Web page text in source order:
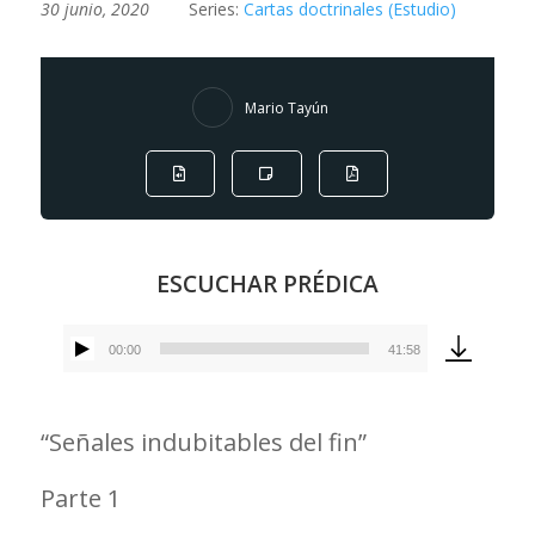
30 junio, 2020 Series: Cartas doctrinales (Estudio)
Mario Tayún
ESCUCHAR PRÉDICA
Reproductor
audio
00:00 41:58
“Señales indubitables del fin”
Parte 1